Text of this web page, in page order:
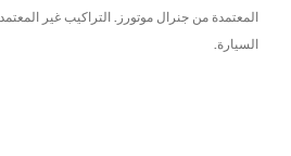
المعتمدة من جنرال موتورز. التراكيب غير
السيارة.